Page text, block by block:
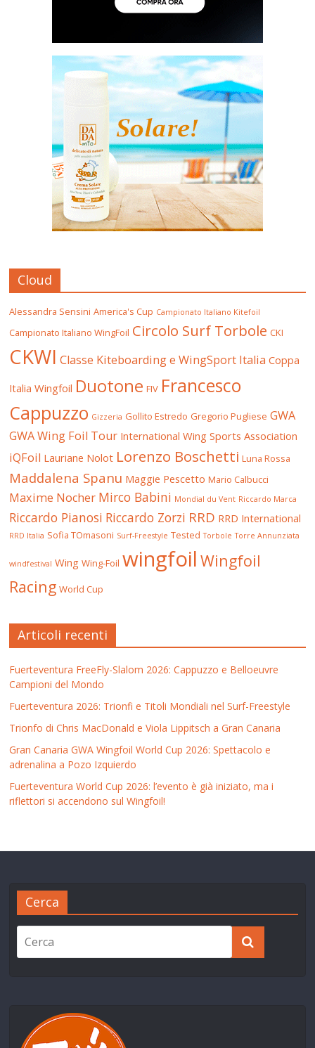
Cloud
Alessandra Sensini America's Cup Campionato Italiano Kitefoil
Campionato Italiano WingFoil Circolo Surf Torbole CKI
CKWI Classe Kiteboarding e WingSport Italia Coppa
Italia Wingfoil Duotone FIV Francesco
Cappuzzo Gizzeria Gollito Estredo Gregorio Pugliese GWA
GWA Wing Foil Tour International Wing Sports Association
iQFoil Lauriane Nolot Lorenzo Boschetti Luna Rossa
Maddalena Spanu Maggie Pescetto Mario Calbucci
Maxime Nocher Mirco Babini Mondial du Vent Riccardo Marca
Riccardo Pianosi Riccardo Zorzi RRD RRD International
RRD Italia Sofia TOmasoni Surf-Freestyle Tested Torbole Torre Annunziata
windfestival Wing Wing-Foil wingfoil Wingfoil
Racing World Cup
Articoli recenti
Fuerteventura FreeFly-Slalom 2026: Cappuzzo e Belloeuvre
Campioni del Mondo
Fuerteventura 2026: Trionfi e Titoli Mondiali nel Surf-Freestyle
Trionfo di Chris MacDonald e Viola Lippitsch a Gran Canaria
Gran Canaria GWA Wingfoil World Cup 2026: Spettacolo e
adrenalina a Pozo Izquierdo
Fuerteventura World Cup 2026: l’evento è già iniziato, ma i
riflettori si accendono sul Wingfoil!
Cerca